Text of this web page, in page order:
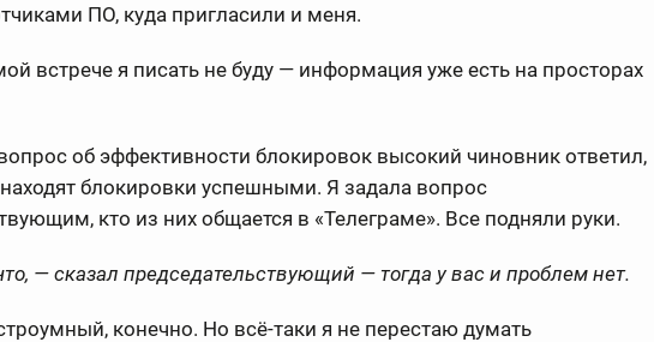
ПО, куда пригласили и меня.
встрече я писать не буду — информация уже есть на просторах
об эффективности блокировок высокий чиновник ответил,
блокировки успешными. Я задала вопрос
кто из них общается в «Телеграме». Все подняли руки.
— сказал председательствующий — тогда у вас и проблем нет.
конечно. Но всё-таки я не перестаю думать